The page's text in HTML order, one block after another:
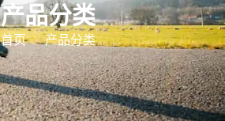
产品分类
首页 产品分类